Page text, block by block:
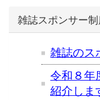
雑誌スポンサー
雑誌のス
令和８年
紹介しま